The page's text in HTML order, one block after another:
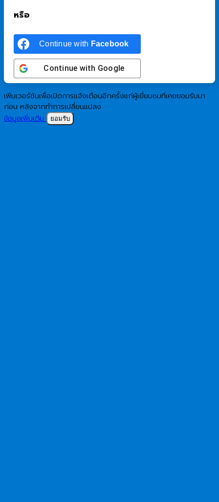
หรือ
Continue with Facebook
Continue with Google
เพิ่มเวอร์ชันเพื่อเปิดการแจ้งเตือนอีกครั้งแก่ผู้เยี่ยมชมที่เคยยอมรับมา
ก่อน หลังจากทำการเปลี่ยนแปลง
ข้อมูลเพิ่มเติม
ยอมรับ